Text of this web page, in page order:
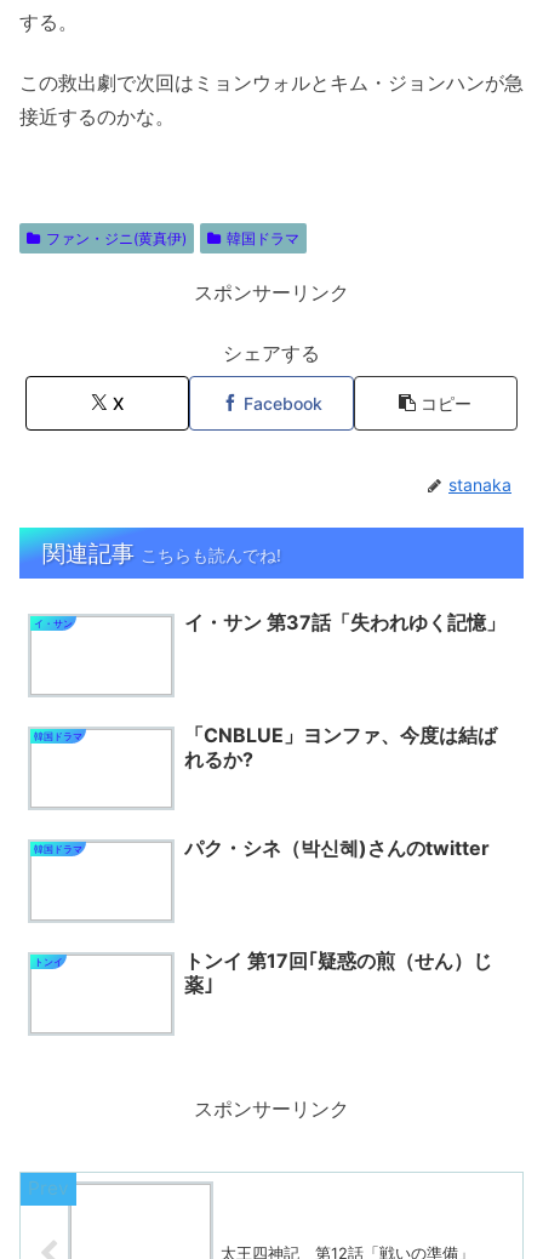
する。
この救出劇で次回はミョンウォルとキム・ジョンハンが急
接近するのかな。
ファン・ジニ(黄真伊) 韓国ドラマ
スポンサーリンク
シェアする
X Facebook コピー
stanaka
関連記事 こちらも読んでね!
イ・サン イ・サン 第37話「失われゆく記憶」
韓国ドラマ
「CNBLUE」ヨンファ、今度は結ば
れるか?
韓国ドラマ パク・シネ（박신혜)さんのtwitter
トンイ
トンイ 第17回｢疑惑の煎（せん）じ
薬｣
スポンサーリンク
太王四神記 第12話「戦いの準備」